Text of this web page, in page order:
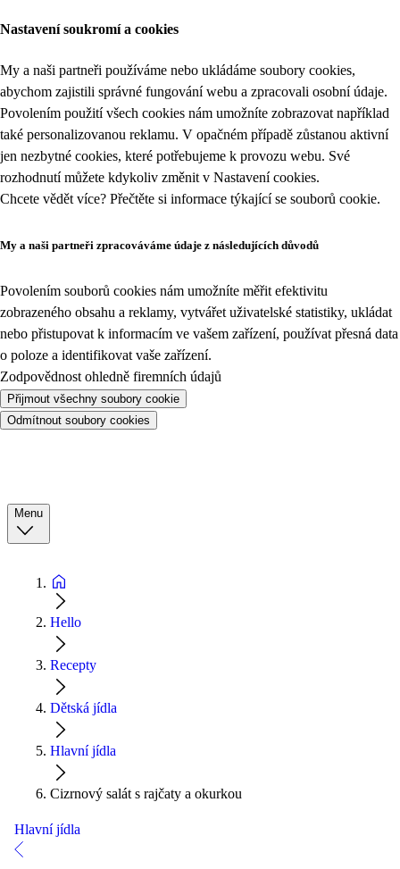
Nastavení soukromí a cookies
My a naši partneři používáme nebo ukládáme soubory cookies,
abychom zajistili správné fungování webu a zpracovali osobní údaje.
Povolením použití všech cookies nám umožníte zobrazovat například
také personalizovanou reklamu. V opačném případě zůstanou aktivní
jen nezbytné cookies, které potřebujeme k provozu webu. Své
rozhodnutí můžete kdykoliv změnit v Nastavení cookies.
Chcete vědět více? Přečtěte si informace týkající se souborů cookie.
My a naši partneři zpracováváme údaje z následujících důvodů
Povolením souborů cookies nám umožníte měřit efektivitu
zobrazeného obsahu a reklamy, vytvářet uživatelské statistiky, ukládat
nebo přistupovat k informacím ve vašem zařízení, používat přesná data
o poloze a identifikovat vaše zařízení.
Zodpovědnost ohledně firemních údajů
Přijmout všechny soubory cookie
Odmítnout soubory cookies
Menu
Hello
Recepty
Dětská jídla
Hlavní jídla
Cizrnový salát s rajčaty a okurkou
Hlavní jídla